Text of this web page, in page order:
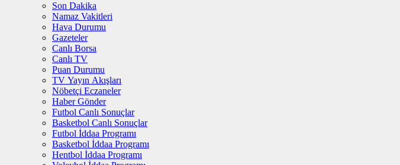
Son Dakika
Namaz Vakitleri
Hava Durumu
Gazeteler
Canlı Borsa
Canlı TV
Puan Durumu
TV Yayın Akışları
Nöbetçi Eczaneler
Haber Gönder
Futbol Canlı Sonuçlar
Basketbol Canlı Sonuçlar
Futbol İddaa Programı
Basketbol İddaa Programı
Hentbol İddaa Programı